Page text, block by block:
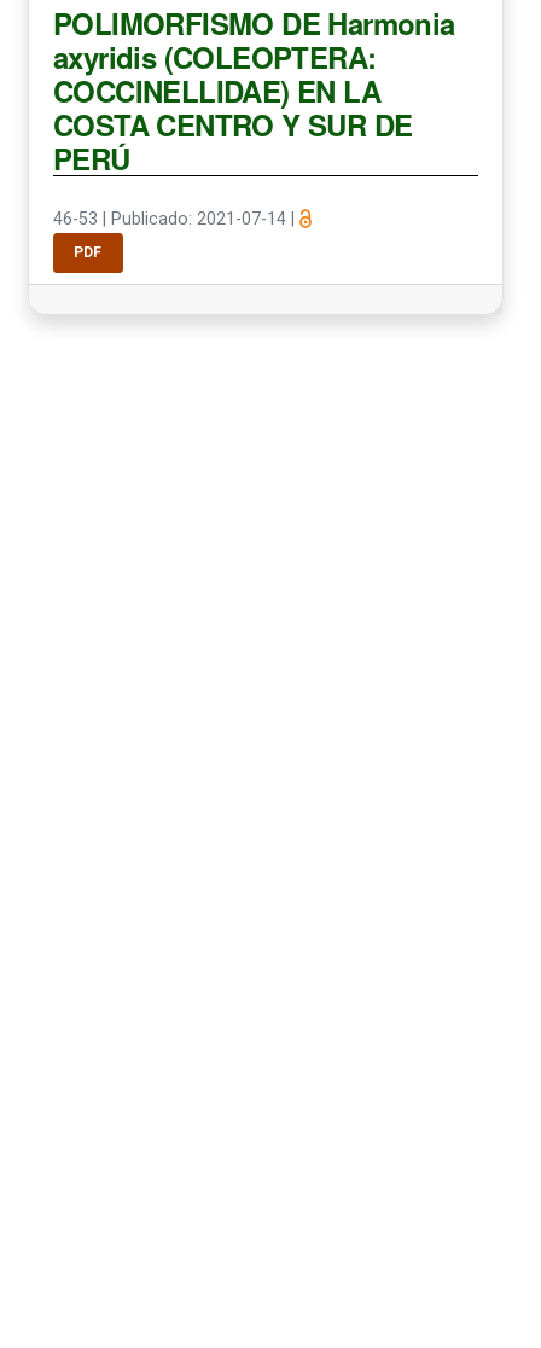
POLIMORFISMO DE Harmonia
axyridis (COLEOPTERA:
COCCINELLIDAE) EN LA
COSTA CENTRO Y SUR DE
PERÚ
46-53 Publicado: 2021-07-14
PDF